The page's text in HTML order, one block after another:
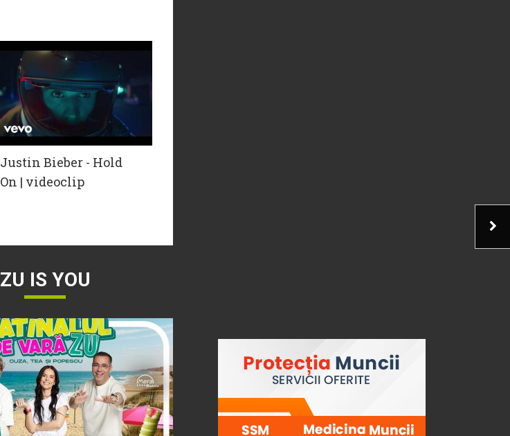
Justin Bieber - Hold
On | videoclip
ZU IS YOU